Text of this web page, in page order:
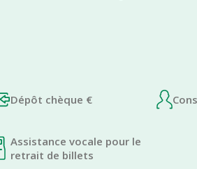
Dépôt chèque €
Assistance vocale pour le
retrait de billets